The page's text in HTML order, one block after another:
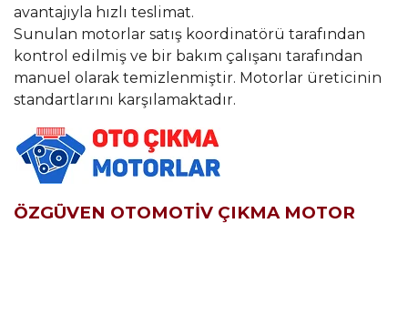
avantajıyla hızlı teslimat.
Sunulan motorlar satış koordinatörü tarafından
kontrol edilmiş ve bir bakım çalışanı tarafından
manuel olarak temizlenmiştir. Motorlar üreticinin
standartlarını karşılamaktadır.
ÖZGÜVEN OTOMOTİV ÇIKMA MOTOR